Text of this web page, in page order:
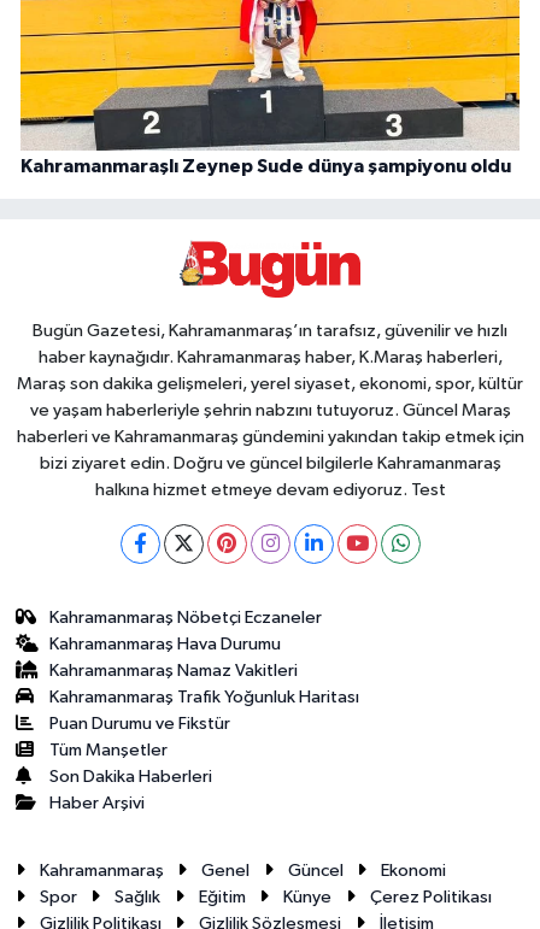
Kahramanmaraşlı Zeynep Sude dünya şampiyonu oldu
Bugün Gazetesi, Kahramanmaraş’ın tarafsız, güvenilir ve hızlı
haber kaynağıdır. Kahramanmaraş haber, K.Maraş haberleri,
Maraş son dakika gelişmeleri, yerel siyaset, ekonomi, spor, kültür
ve yaşam haberleriyle şehrin nabzını tutuyoruz. Güncel Maraş
haberleri ve Kahramanmaraş gündemini yakından takip etmek için
bizi ziyaret edin. Doğru ve güncel bilgilerle Kahramanmaraş
halkına hizmet etmeye devam ediyoruz. Test
Kahramanmaraş Nöbetçi Eczaneler
Kahramanmaraş Hava Durumu
Kahramanmaraş Namaz Vakitleri
Kahramanmaraş Trafik Yoğunluk Haritası
Puan Durumu ve Fikstür
Tüm Manşetler
Son Dakika Haberleri
Haber Arşivi
Kahramanmaraş Genel Güncel
Ekonomi
Spor
Sağlık Eğitim Künye
Çerez Politikası
Gizlilik Politikası
Gizlilik Sözleşmesi İletişim